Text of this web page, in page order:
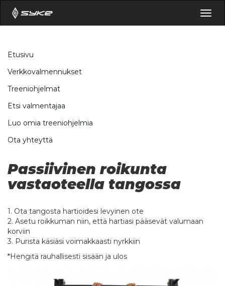
Etusivu
Verkkovalmennukset
Treeniohjelmat
Etsi valmentajaa
Luo omia treeniohjelmia
Ota yhteyttä
Passiivinen roikunta
vastaoteella tangossa
1. Ota tangosta hartioidesi levyinen ote
2. Asetu roikkuman niin, että hartiasi pääsevät valumaan
korviin
3. Purista käsiäsi voimakkaasti nyrkkiin
*Hengitä rauhallisesti sisään ja ulos